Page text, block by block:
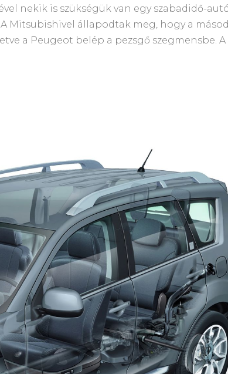
nekik is szükségük van egy szabadidő-
Mitsubishivel állapodtak meg, hogy a
a Peugeot belép a pezsgő szegmensbe.